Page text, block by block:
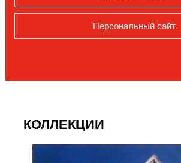
Персональный сайт
КОЛЛЕКЦИИ